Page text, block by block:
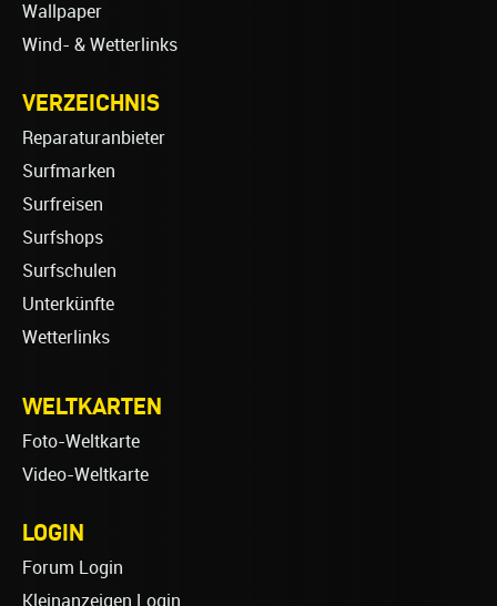
Wallpaper
Wind- & Wetterlinks
VERZEICHNIS
Reparaturanbieter
Surfmarken
Surfreisen
Surfshops
Surfschulen
Unterkünfte
Wetterlinks
WELTKARTEN
Foto-Weltkarte
Video-Weltkarte
LOGIN
Forum Login
Kleinanzeigen Login